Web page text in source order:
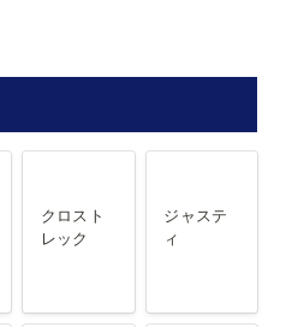
クロスト
レック
ジャステ
ィ